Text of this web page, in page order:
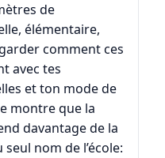
de
élémentaire,
comment ces
avec tes
et ton mode de
montre que la
davantage de la
nom de l’école: